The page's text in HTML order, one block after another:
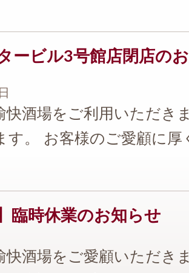
ービル3号館店閉店の
快酒場をご利用いただき
す。 お客様のご愛顧に厚
臨時休業のお知らせ
快酒場をご愛顧いただき